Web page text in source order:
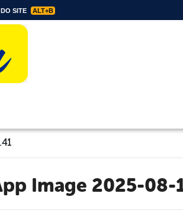
SITE ALT+B
Image 2025-